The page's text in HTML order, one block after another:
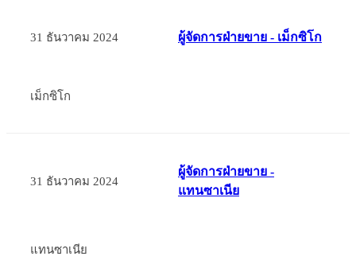
31 ธันวาคม 2024 ผู้จัดการฝ่ายขาย - เม็กซิโก
เม็กซิโก
31 ธันวาคม 2024
ผู้จัดการฝ่ายขาย -
แทนซาเนีย
แทนซาเนีย